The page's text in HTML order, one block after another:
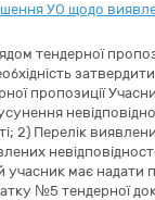
УО щодо
тендерної
пропозиції
2) Перелік
учасник має надати
№5 тендерної